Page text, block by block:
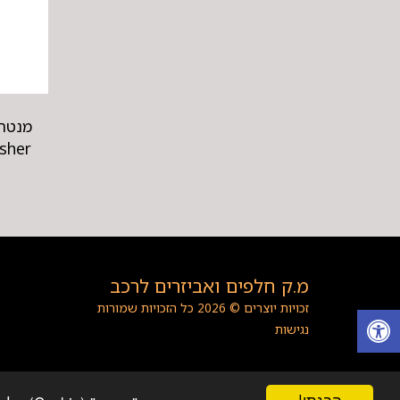
מ.ק חלפים ואביזרים לרכב
זכויות יוצרים © 2026 כל הזכויות שמורות
נגישות